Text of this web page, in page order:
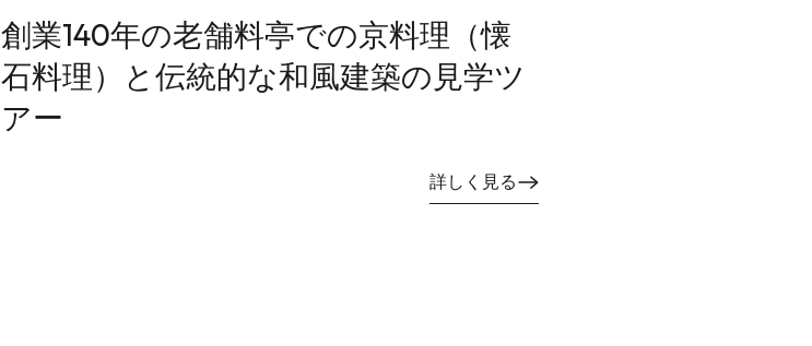
創業140年の老舗料亭での京料理（懐
石料理）と伝統的な和風建築の見学ツ
アー
詳しく見る